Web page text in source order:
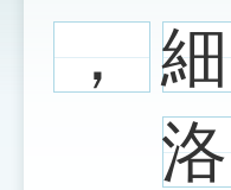
網站導覽
生字詞彙表
， 細
洛